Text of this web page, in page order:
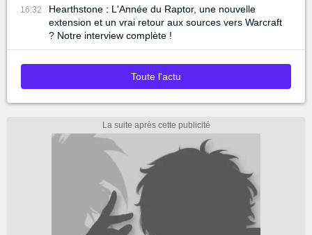
16:32
Hearthstone : L'Année du Raptor, une nouvelle
extension et un vrai retour aux sources vers Warcraft
? Notre interview complète !
Toute l'actu